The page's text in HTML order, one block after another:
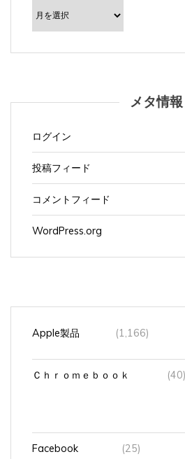
カ
メタ情報
ログイン
投稿フィード
コメントフィード
WordPress.org
Apple製品 (1,166)
Ｃｈｒｏｍｅｂｏｏｋ (40)
Facebook (25)